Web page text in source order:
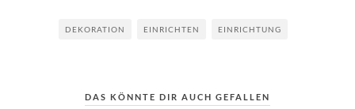
DEKORATION EINRICHTEN EINRICHTUNG
DAS KÖNNTE DIR AUCH GEFALLEN